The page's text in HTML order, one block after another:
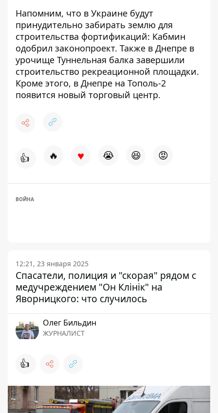
Напомним, что в Украине будут
принудительно забирать землю для
строительства фортификаций: Кабмин
одобрил законопроект. Также в Днепре в
урочище Туннельная балка завершили
строительство рекреационной площадки.
Кроме этого, в Днепре на Тополь-2
появится новый торговый центр.
👍 🔥 ♥ 😭 😆 😡
ВОЙНА
12:21, 23 января 2025
Спасатели, полиция и "скорая" рядом с
медучреждением "Он Клінік" на
Яворницкого: что случилось
Олег Бильдин
ЖУРНАЛИСТ
👍